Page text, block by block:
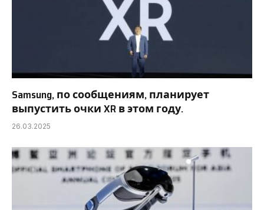
Samsung, по сообщениям, планирует
выпустить очки XR в этом году.
26.03.2025